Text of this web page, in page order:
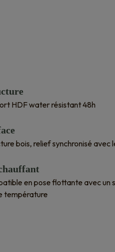
HDF water résistant 48h
bois, relief synchronisé avec
en pose flottante avec un
température